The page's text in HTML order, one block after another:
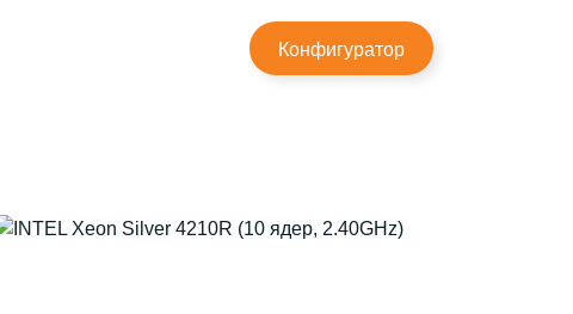
Конфигуратор